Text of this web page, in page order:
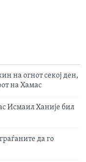
на огнот секој ден,
на Хамас
Исмаил Ханије бил
да го